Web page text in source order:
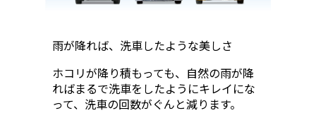
雨が降れば、洗車したような美しさ
ホコリが降り積もっても、自然の雨が降
ればまるで洗車をしたようにキレイにな
って、洗車の回数がぐんと減ります。